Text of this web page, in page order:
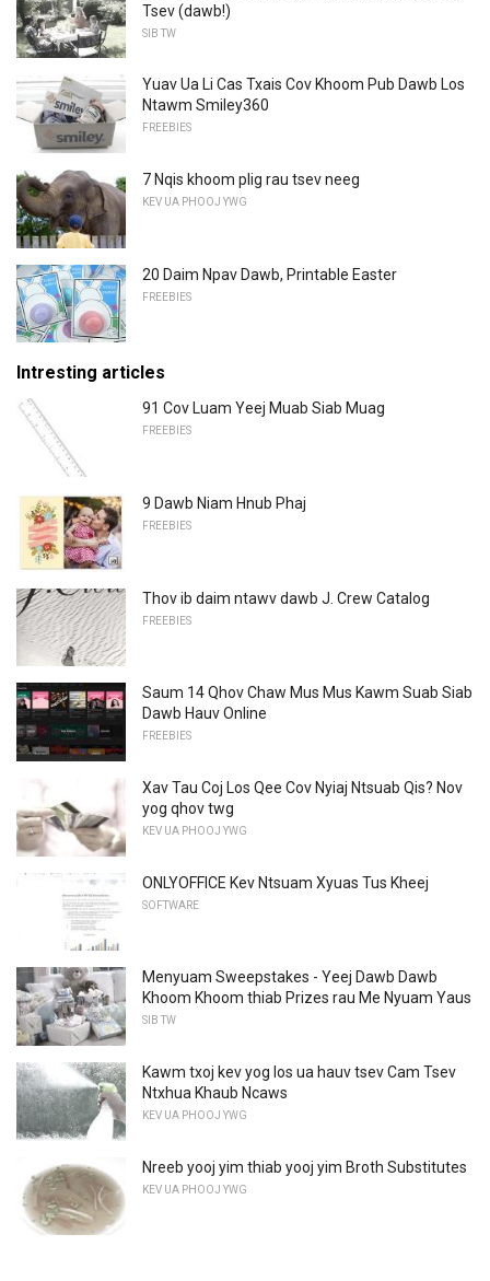
Tsev (dawb!)
SIB TW
Yuav Ua Li Cas Txais Cov Khoom Pub Dawb Los
Ntawm Smiley360
FREEBIES
7 Nqis khoom plig rau tsev neeg
KEV UA PHOOJ YWG
20 Daim Npav Dawb, Printable Easter
FREEBIES
Intresting articles
91 Cov Luam Yeej Muab Siab Muag
FREEBIES
9 Dawb Niam Hnub Phaj
FREEBIES
Thov ib daim ntawv dawb J. Crew Catalog
FREEBIES
Saum 14 Qhov Chaw Mus Mus Kawm Suab Siab
Dawb Hauv Online
FREEBIES
Xav Tau Coj Los Qee Cov Nyiaj Ntsuab Qis? Nov
yog qhov twg
KEV UA PHOOJ YWG
ONLYOFFICE Kev Ntsuam Xyuas Tus Kheej
SOFTWARE
Menyuam Sweepstakes - Yeej Dawb Dawb
Khoom Khoom thiab Prizes rau Me Nyuam Yaus
SIB TW
Kawm txoj kev yog los ua hauv tsev Cam Tsev
Ntxhua Khaub Ncaws
KEV UA PHOOJ YWG
Nreeb yooj yim thiab yooj yim Broth Substitutes
KEV UA PHOOJ YWG